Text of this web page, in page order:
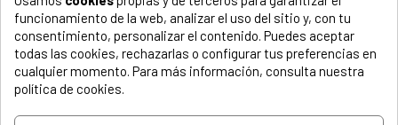
El número de modelo lo encontrarás en la etiqueta de tu
electrodoméstico. Suele estar formado por números y
letras.
funcionamiento de la web, analizar el uso del sitio y, con tu
consentimiento, personalizar el contenido. Puedes aceptar
todas las cookies, rechazarlas o configurar tus preferencias en
cualquier momento. Para más información, consulta nuestra
política de cookies.